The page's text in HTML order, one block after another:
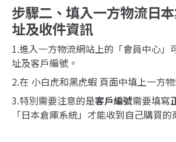
步驟二、填入一方物流日
址及收件資訊
1.進入一方物流網站上的「會員中心」
址及客戶編號。
2.在 小白虎和黑虎蝦 頁面中填上一方
3.特別需要注意的是客戶編號需要填寫
「日本倉庫系統」才能收到自己購買